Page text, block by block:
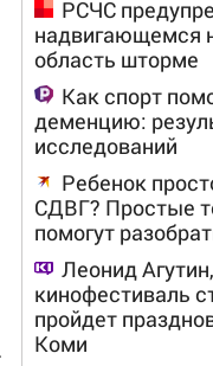
РСЧС
надвигающемся
область шторме
Как спорт
деменцию:
исследований
Ребенок
СДВГ? Простые
помогут
Леонид
кинофестиваль
пройдет
Коми